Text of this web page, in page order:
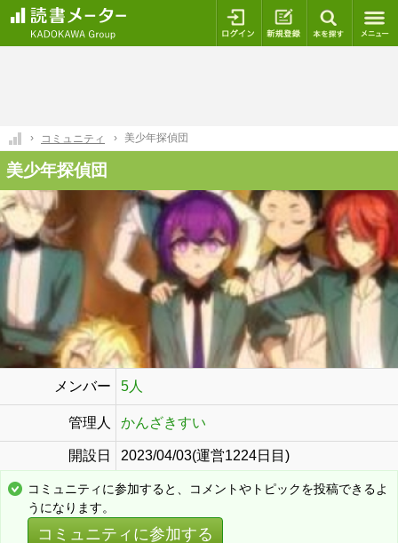
ログイン 新規登録
コミュニティ 美少年探偵団
美少年探偵団
メンバー 5人
管理人 かんざきすい
開設日 2023/04/03(運営1224日目)
コミュニティに参加すると、コメントやトピックを投稿できるよ
うになります。
コミュニティに参加する